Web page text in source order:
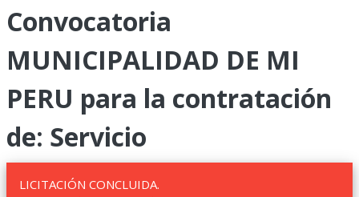
Convocatoria
MUNICIPALIDAD DE MI
PERU para la contratación
de: Servicio
LICITACIÓN CONCLUIDA.